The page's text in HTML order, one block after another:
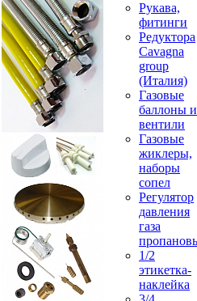
Рукава,
фитинги
Редуктора
Cavagna
group
(Италия)
Газовые
баллоны и
вентили
Газовые
жиклеры,
наборы
сопел
Регулятор
давления
газа
1/2
этикетка-
наклейка